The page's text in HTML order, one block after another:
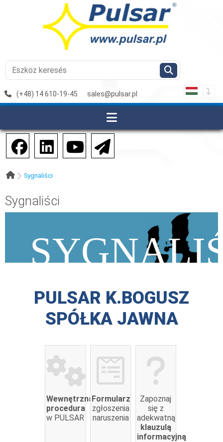
(+48) 14 610-19-45 sales@pulsar.pl
Sygnaliści
Sygnaliści
PULSAR K.BOGUSZ
SPÓŁKA JAWNA
Wewnętrzna
procedura
w PULSAR
Formularz
zgłoszenia
naruszenia
Zapoznaj
się z
adekwatną
klauzulą
informacyjną